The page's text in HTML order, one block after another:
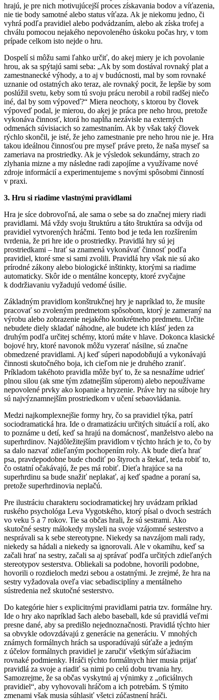
hrajú, je pre nich motivujúcejší proces získavania bodov a víťazenia,
nie tie body samotné alebo status víťaza. Ak je niekomu jedno, či
vyhrá podľa pravidiel alebo podvádzaním, alebo ak získa trofej a
chválu pomocou nejakého nepovoleného úskoku počas hry, v tom
prípade celkom isto nejde o hru.
Dospelí si môžu sami ľahko určiť, do akej miery je ich povolanie
hrou, ak sa spýtajú sami seba: „Ak by som dostával rovnaký plat a
zamestnanecké výhody, a to aj v budúcnosti, mal by som rovnaké
uznanie od ostatných ako teraz, ale rovnaký pocit, že lepšie by som
poslúžil svetu, keby som tú svoju prácu nerobil a robil radšej niečo
iné, dal by som výpoveď?“ Miera neochoty, s ktorou by človek
výpoveď podal, je mierou, do akej je práca pre neho hrou, pretože
vykonáva činnosť, ktorá ho napĺňa nezávisle na externých
odmenách súvisiacich so zamestnaním. Ak by však taký človek
rýchlo skončil, je isté, že jeho zamestnanie pre neho hrou nie je. Hra
takou ideálnou činnosťou pre myseľ práve preto, že naša myseľ sa
zameriava na prostriedky. Ak je výsledok sekundárny, strach zo
zlyhania mizne a my následne radi zapojíme a využívame nové
zdroje informácií a experimentujeme s novými spôsobmi činností
v praxi.
3. Hru si riadime vlastnými pravidlami
Hra je síce dobrovoľná, ale sama o sebe sa do značnej miery riadi
pravidlami. Má vždy svoju štruktúru a táto štruktúra sa odvíja od
pravidiel vytvorených hráčmi. Tento bod je teda len rozšírením
tvrdenia, že pri hre ide o prostriedky. Pravidlá hry sú jej
prostriedkami – hrať sa znamená vykonávať činnosť podľa
pravidiel, ktoré sme si sami zvolili. Pravidlá hry však nie sú ako
prírodné zákony alebo biologické inštinkty, ktorými sa riadime
automaticky. Skôr ide o mentálne koncepty, ktoré zvyčajne
k dodržiavaniu vyžadujú vedomé úsilie.
Základným pravidlom konštrukčnej hry je napríklad to, že musíte
pracovať so zvoleným predmetom spôsobom, ktorý je zameraný na
výrobu alebo zobrazenie nejakého konkrétneho predmetu. Určite
nebudete diely skladať náhodne, ale budete ich klásť jeden za
druhým podľa určitej schémy, ktorú máte v hlave. Dokonca klasické
bojové hry, ktoré navonok môžu vyzerať násilne, sú značne
obmedzené pravidlami. Aj keď súperi napodobňujú a vykonávajú
činnosti skutočného boja, ich cieľom nie je druhého zraniť.
Príkladom takéhoto pravidla môže byť to, že sa nesnažíme udrieť
plnou silou (ak sme tým zdatnejším súperom) alebo nepoužívame
nepovolené prvky ako kopanie a hryzenie. Práve hry na súboje hry
sú najvýznamnejším prostriedkom v učení sebaovládania.
Medzi najkomplexnejšie formy hry, čo sa pravidiel týka, patrí
sociodramatická hra. Ide o dramatizáciu určitých situácií a rolí, ako
to poznáme u detí, keď sa hrajú na domácnosť, manželstvo alebo na
superhrdinov. Najdôležitejším pravidlom v týchto hrách je to, čo by
sa dalo nazvať zdieľaným pochopením roly. Ak bude dieťa hrať
psa, pravdepodobne bude chodiť po štyroch a štekať, teda robiť to,
čo ostatní očakávajú, že pes má robiť. Dieťa hrajúce sa na
superhrdinu sa bude snažiť neplakať, aj keď spadne a poraní sa,
pretože superhrdinovia neplačú.
Pre ilustráciu charakteru sociodramatickej hry uvádzam príklad
ruského psychológa Leva Vygotského, ktorý písal o dvoch sestrách
vo veku 5 a 7 rokov. Tie sa občas hrali, že sú sestrami. Ako
skutočné sestry málokedy mysleli na svoje vzájomné sesterstvo a
nesprávali sa k sebe stereotypne. Niekedy sa navzájom mali rady,
niekedy sa hádali a niekedy sa ignorovali. Ale v okamihu, keď sa
začali hrať na sestry, začali sa aj správať podľa určitých zdieľaných
stereotypov sesterstva. Obliekali sa podobne, hovorili podobne,
hovorili o rozdieloch medzi sebou a ostatnými. Je zrejmé, že hra na
sestry vyžadovala oveľa viac sebadisciplíny a mentálneho
sústredenia než skutočné sesterstvo.
Do kategórie hier s explicitnými pravidlami patria tzv. formálne hry.
Ide o hry ako napríklad šach alebo baseball, kde sú pravidlá veľmi
presne dané, aby sa predišlo nejednoznačnosti. Pravidlá týchto hier
sa obvykle odovzdávajú z generácie na generáciu. V mnohých
známych formálnych hrách sa usporadúvajú súťaže a jedným
z účelov formálnych pravidiel je zaručiť všetkým súťažiacim
rovnaké podmienky. Hráči týchto formálnych hier musia prijať
pravidlá za svoje a riadiť sa nimi po celú dobu trvania hry.
Samozrejme, že sa občas vyskytnú aj výnimky z „oficiálnych
pravidiel“, aby vyhovovali hráčom a ich potrebám. S týmito
zmenami však musia súhlasiť všetci zúčastnení hráči.